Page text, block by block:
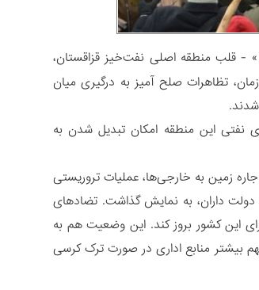
- قلب منطقه اصلی نفت‌خیز قزاقستان،
و در آن زمان، تظاهرات صلح آمیز به درگیری میان
نفتی این منطقه امکان تبدیل شدن به
زمین به خارجی‌ها، عملیات تروریستی
دولت داران، به نمایش گذاشت. تضادهای
این کشور بروز کند. این وضعیت هم به
بیشتر منابع اداری در صورت ترک کرسی